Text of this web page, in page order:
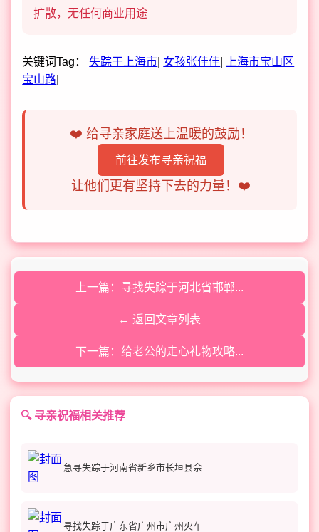
扩散，无任何商业用途
关键词Tag： 失踪于上海市 女孩张佳佳
上海市宝山区
宝山路
❤️ 给寻亲家庭送上温暖的鼓励！
前往发布寻亲祝福
让他们更有坚持下去的力量！❤️
上一篇：寻找失踪于河北省邯郸...
← 返回文章列表
下一篇：给老公的走心礼物攻略...
🔍 寻亲祝福相关推荐
急寻失踪于河南省新乡市长垣县佘
寻找失踪于广东省广州市广州火车